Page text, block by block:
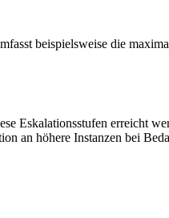
beispielsweise die
Eskalationsstufen erreicht
an höhere Instanzen bei